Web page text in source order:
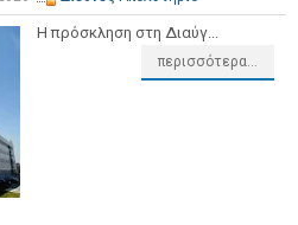
Η πρόσκληση στη Διαύγ...
περισσότερα...